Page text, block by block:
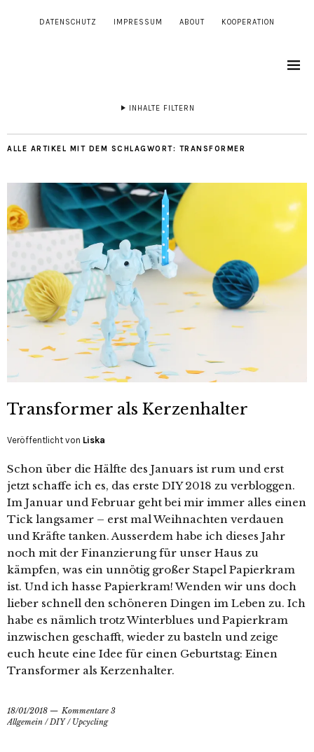
DATENSCHUTZ IMPRESSUM ABOUT KOOPERATION
INHALTE FILTERN
ALLE ARTIKEL MIT DEM SCHLAGWORT: TRANSFORMER
Transformer als Kerzenhalter
Veröffentlicht von Liska
Schon über die Hälfte des Januars ist rum und erst
jetzt schaffe ich es, das erste DIY 2018 zu verbloggen.
Im Januar und Februar geht bei mir immer alles einen
Tick langsamer – erst mal Weihnachten verdauen
und Kräfte tanken. Ausserdem habe ich dieses Jahr
noch mit der Finanzierung für unser Haus zu
kämpfen, was ein unnötig großer Stapel Papierkram
ist. Und ich hasse Papierkram! Wenden wir uns doch
lieber schnell den schöneren Dingen im Leben zu. Ich
habe es nämlich trotz Winterblues und Papierkram
inzwischen geschafft, wieder zu basteln und zeige
euch heute eine Idee für einen Geburtstag: Einen
Transformer als Kerzenhalter.
18/01/2018
Kommentare 3
Allgemein /DIY/ Upcycling